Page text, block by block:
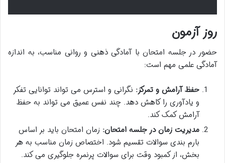
روز آزمون
حضور در جلسه امتحان با آمادگی ذهنی و روانی مناسب، به اندازه
آمادگی علمی مهم است:
حفظ آرامش و تمرکز: نگرانی و استرس می تواند توانایی تفکر
و یادآوری را کاهش دهد. چند نفس عمیق می تواند به حفظ
آرامش کمک کند.
مدیریت زمان در جلسه امتحان: زمان امتحان باید بر اساس
بارم بندی سوالات تقسیم شود. اختصاص زمان مناسب به هر
بخش، از کمبود وقت برای سوالات پرنمره جلوگیری می کند.